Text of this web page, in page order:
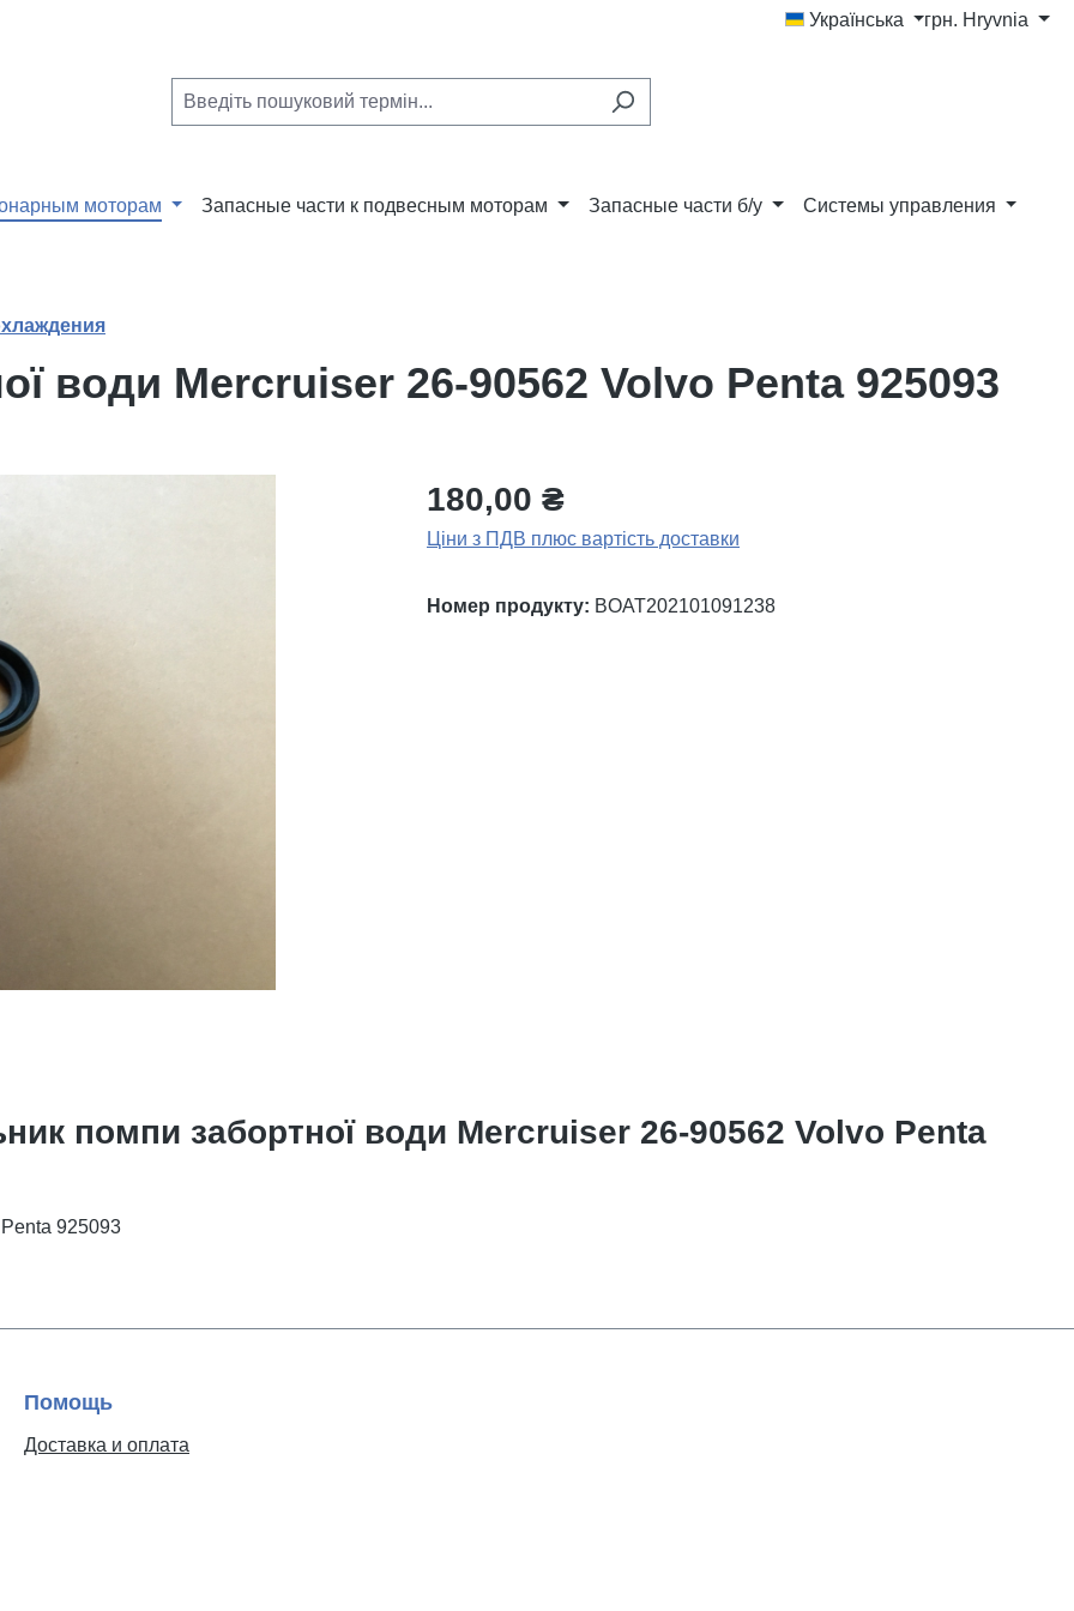
Українська грн. Hryvnia
моторам Запасные части к подвесным моторам Запасные части б/у Системы управления
води Mercruiser 26-90562 Volvo Penta 925093
180,00 ₴
Ціни з ПДВ плюс вартість доставки
Номер продукту: BOAT202101091238
помпи забортної води Mercruiser 26-90562 Volvo Penta
925093
Помощь
Доставка и оплата